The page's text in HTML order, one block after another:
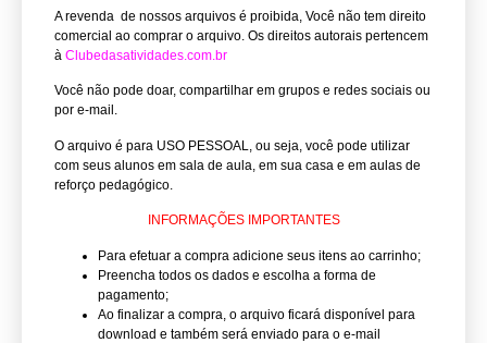
A revenda de nossos arquivos é proibida, Você não tem direito
comercial ao comprar o arquivo. Os direitos autorais pertencem
à Clubedasatividades.com.br
Você não pode doar, compartilhar em grupos e redes sociais ou
por e-mail.
O arquivo é para USO PESSOAL, ou seja, você pode utilizar
com seus alunos em sala de aula, em sua casa e em aulas de
reforço pedagógico.
INFORMAÇÕES IMPORTANTES
Para efetuar a compra adicione seus itens ao carrinho;
Preencha todos os dados e escolha a forma de
pagamento;
Ao finalizar a compra, o arquivo ficará disponível para
download e também será enviado para o e-mail